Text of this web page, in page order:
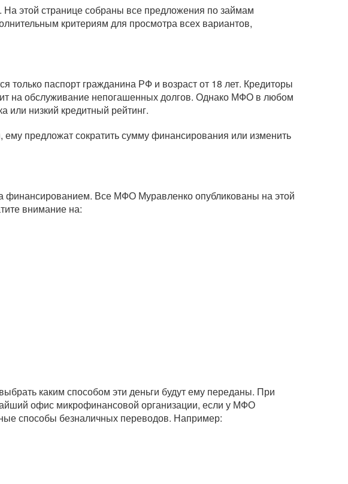
этой странице собраны все предложения по займам
критериям для просмотра всех вариантов,
паспорт гражданина РФ и возраст от 18 лет. Кредиторы
на обслуживание непогашенных долгов. Однако МФО в любом
или низкий кредитный рейтинг.
предложат сократить сумму финансирования или изменить
финансированием. Все МФО Муравленко опубликованы на этой
внимание на:
каким способом эти деньги будут ему переданы. При
офис микрофинансовой организации, если у МФО
способы безналичных переводов. Например: